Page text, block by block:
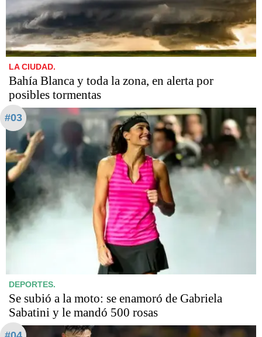
LA CIUDAD.
Bahía Blanca y toda la zona, en alerta por
posibles tormentas
#03
DEPORTES.
Se subió a la moto: se enamoró de Gabriela
Sabatini y le mandó 500 rosas